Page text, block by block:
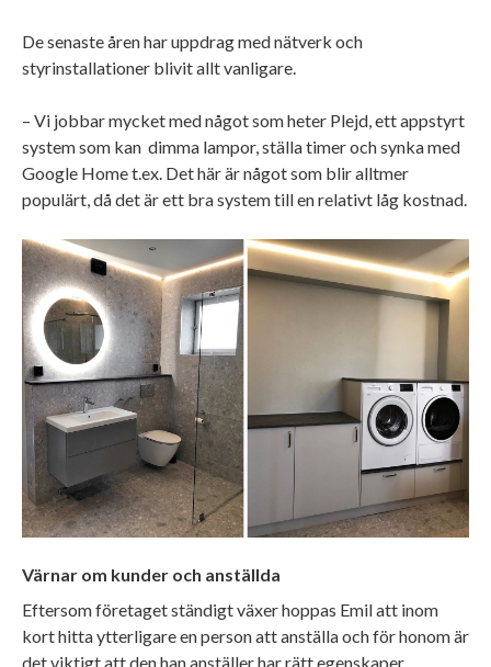
De senaste åren har uppdrag med nätverk och
styrinstallationer blivit allt vanligare.
– Vi jobbar mycket med något som heter Plejd, ett appstyrt
system som kan dimma lampor, ställa timer och synka med
Google Home t.ex. Det här är något som blir alltmer
populärt, då det är ett bra system till en relativt låg kostnad.
Värnar om kunder och anställda
Eftersom företaget ständigt växer hoppas Emil att inom
kort hitta ytterligare en person att anställa och för honom är
det viktigt att den han anställer har rätt egenskaper.